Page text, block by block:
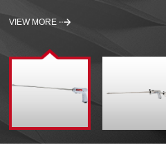
VIEW MORE